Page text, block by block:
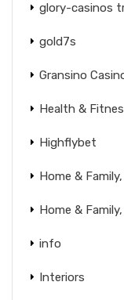
glory-casinos
gold7s
Gransino
Health &
Highflybet
Home &
Home &
info
Interiors